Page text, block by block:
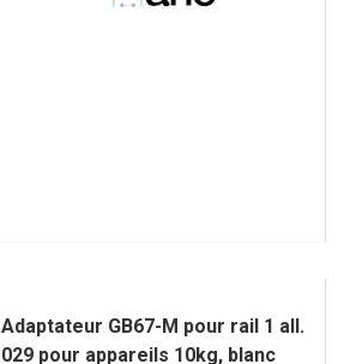
Adaptateur GB67-M pour rail 1 all.
029 pour appareils 10kg, blanc